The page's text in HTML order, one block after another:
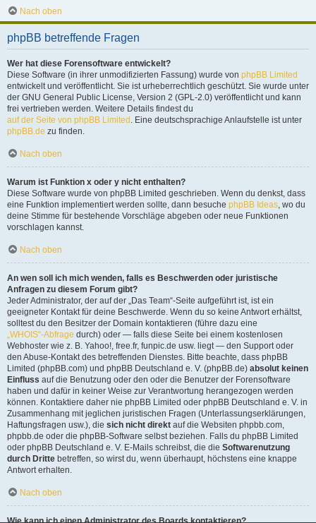
Nach oben
phpBB betreffende Fragen
Wer hat diese Forensoftware entwickelt?
Diese Software (in ihrer unmodifizierten Fassung) wurde von phpBB Limited
entwickelt und veröffentlicht. Sie ist urheberrechtlich geschützt. Sie wurde unter
der GNU General Public License, Version 2 (GPL-2.0) veröffentlicht und kann
frei vertrieben werden. Weitere Details findest du
auf der Seite von phpBB Limited . Eine deutschsprachige Anlaufstelle ist unter
phpBB.de zu finden.
Nach oben
Warum ist Funktion x oder y nicht enthalten?
Diese Software wurde von phpBB Limited geschrieben. Wenn du denkst, dass
eine Funktion implementiert werden sollte, dann besuche phpBB Ideas, wo du
deine Stimme für bestehende Vorschläge abgeben oder neue Funktionen
vorschlagen kannst.
Nach oben
An wen soll ich mich wenden, falls es Beschwerden oder juristische
Anfragen zu diesem Forum gibt?
Jeder Administrator, der auf der „Das Team“-Seite aufgeführt ist, ist ein
geeigneter Kontakt für deine Beschwerde. Wenn du so keine Antwort erhältst,
solltest du den Besitzer der Domain kontaktieren (führe dazu eine
„WHOIS“-Abfrage durch) oder — falls diese Seite bei einem kostenlosen
Webhoster wie z. B. Yahoo!, free.fr, funpic.de usw. liegt — den Support oder
den Abuse-Kontakt des betreffenden Dienstes. Bitte beachte, dass phpBB
Limited (phpBB.com) und phpBB Deutschland e. V. (phpBB.de) absolut keinen
Einfluss auf die Benutzung oder den oder die Benutzer der Forensoftware
haben und dafür in keiner Weise zur Verantwortung herangezogen werden
können. Kontaktiere daher nie phpBB Limited oder phpBB Deutschland e. V. in
Zusammenhang mit jeglichen juristischen Fragen (Unterlassungserklärungen,
Haftungsfragen usw.), die sich nicht direkt auf die Websiten phpbb.com,
phpbb.de oder die phpBB-Software selbst beziehen. Falls du phpBB Limited
oder phpBB Deutschland e. V. E-Mails schreibst, die die Softwarenutzung
durch Dritte betreffen, so wirst du, wenn überhaupt, höchstens eine knappe
Antwort erhalten.
Nach oben
Wie kann ich einen Administrator des Boards kontaktieren?